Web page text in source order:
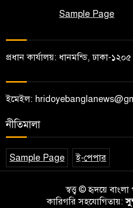
Sample Page
প্রধান কার্যালয়: ধানমন্ডি, ঢাকা-১২০৫
ইমেইল:
নীতিমালা
Sample Page ই-পেপার
স্বত্ত্ব © হৃদয়ে
কারিগরি সহযোগিতায়: